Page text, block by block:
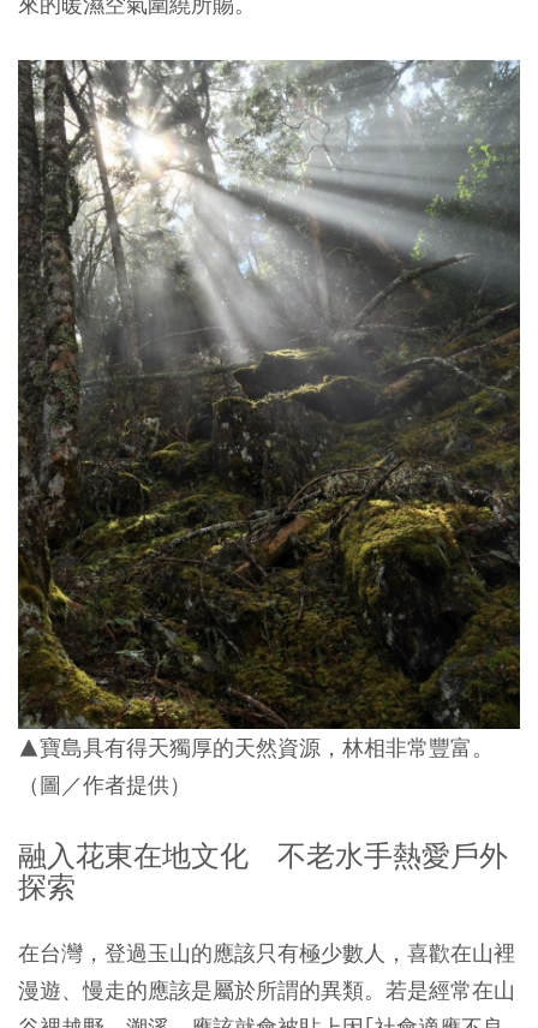
▲寶島具有得天獨厚的天然資源，林相非常豐富。
（圖／作者提供）
融入花東在地文化 不老水手熱愛戶外
探索
在台灣，登過玉山的應該只有極少數人，喜歡在山裡
漫遊、慢走的應該是屬於所謂的異類。若是經常在山